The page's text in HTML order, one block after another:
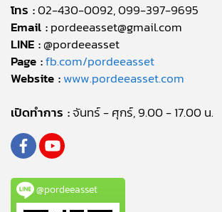
โทร :02-430-0092, 099-397-9695
Email :pordeeasset@gmail.com
LINE :@pordeeasset
Page :fb.com/pordeeasset
Website :www.pordeeasset.com
เปิดทำการ :จันทร์ - ศุกร์, 9.00 - 17.00 น.
@pordeeasset